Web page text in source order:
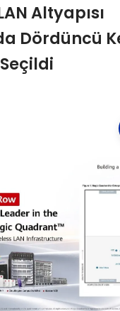
Altyapısı
Dördüncü